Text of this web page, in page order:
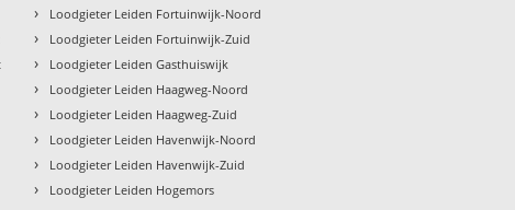
› Loodgieter Leiden Fortuinwijk-Noord
› Loodgieter Leiden Fortuinwijk-Zuid
› Loodgieter Leiden Gasthuiswijk
› Loodgieter Leiden Haagweg-Noord
› Loodgieter Leiden Haagweg-Zuid
› Loodgieter Leiden Havenwijk-Noord
› Loodgieter Leiden Havenwijk-Zuid
› Loodgieter Leiden Hogemors